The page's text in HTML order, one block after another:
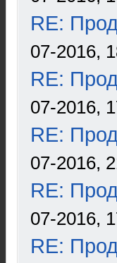
RE:
07-2016,
RE:
07-2016,
RE:
07-2016,
RE:
07-2016,
RE: